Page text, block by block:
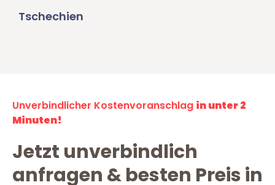
Tschechien
Unverbindlicher Kostenvoranschlag in unter 2
Minuten!
Jetzt unverbindlich
anfragen & besten Preis in